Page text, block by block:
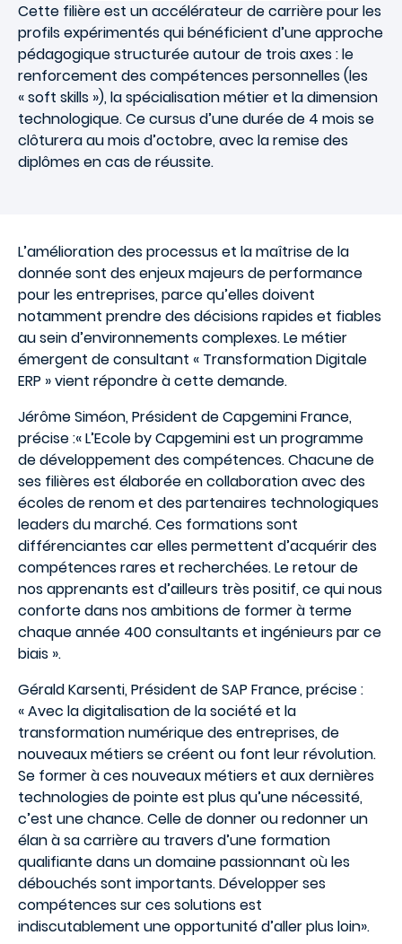
Cette filière est un accélérateur de carrière pour les
profils expérimentés qui bénéficient d’une approche
pédagogique structurée autour de trois axes : le
renforcement des compétences personnelles (les
« soft skills »), la spécialisation métier et la dimension
technologique. Ce cursus d’une durée de 4 mois se
clôturera au mois d’octobre, avec la remise des
diplômes en cas de réussite.
L’amélioration des processus et la maîtrise de la
donnée sont des enjeux majeurs de performance
pour les entreprises, parce qu’elles doivent
notamment prendre des décisions rapides et fiables
au sein d’environnements complexes. Le métier
émergent de consultant « Transformation Digitale
ERP » vient répondre à cette demande.
Jérôme Siméon, Président de Capgemini France,
précise :« L’Ecole by Capgemini est un programme
de développement des compétences. Chacune de
ses filières est élaborée en collaboration avec des
écoles de renom et des partenaires technologiques
leaders du marché. Ces formations sont
différenciantes car elles permettent d’acquérir des
compétences rares et recherchées. Le retour de
nos apprenants est d’ailleurs très positif, ce qui nous
conforte dans nos ambitions de former à terme
chaque année 400 consultants et ingénieurs par ce
biais ».
Gérald Karsenti, Président de SAP France, précise :
« Avec la digitalisation de la société et la
transformation numérique des entreprises, de
nouveaux métiers se créent ou font leur révolution.
Se former à ces nouveaux métiers et aux dernières
technologies de pointe est plus qu’une nécessité,
c’est une chance. Celle de donner ou redonner un
élan à sa carrière au travers d’une formation
qualifiante dans un domaine passionnant où les
débouchés sont importants. Développer ses
compétences sur ces solutions est
indiscutablement une opportunité d’aller plus loin».